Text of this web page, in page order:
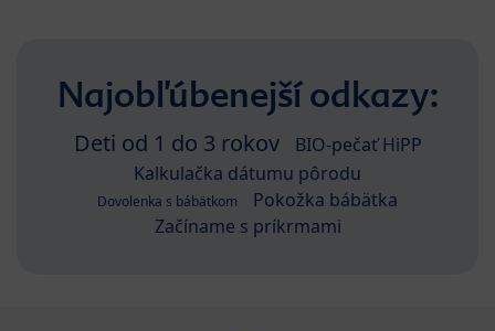
Najobľúbenejší odkazy:
Deti od 1 do 3 rokov
BIO-pečať HiPP
Kalkulačka dátumu pôrodu
Dovolenka s bábätkom
Pokožka bábätka
Začíname s príkrmami